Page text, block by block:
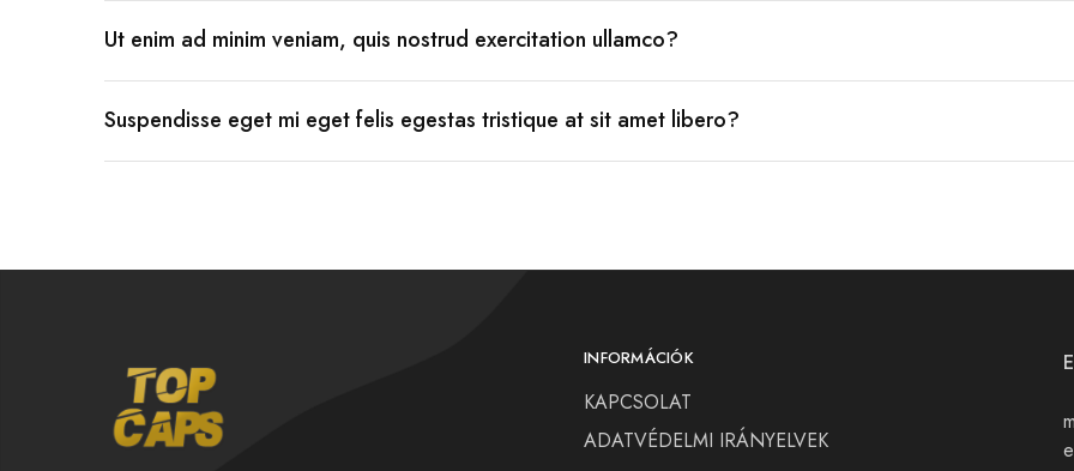
Ut enim ad minim veniam, quis nostrud exercitation ullamco?
Suspendisse eget mi eget felis egestas tristique at sit amet libero?
INFORMÁCIÓK
KAPCSOLAT
ADATVÉDELMI IRÁNYELVEK